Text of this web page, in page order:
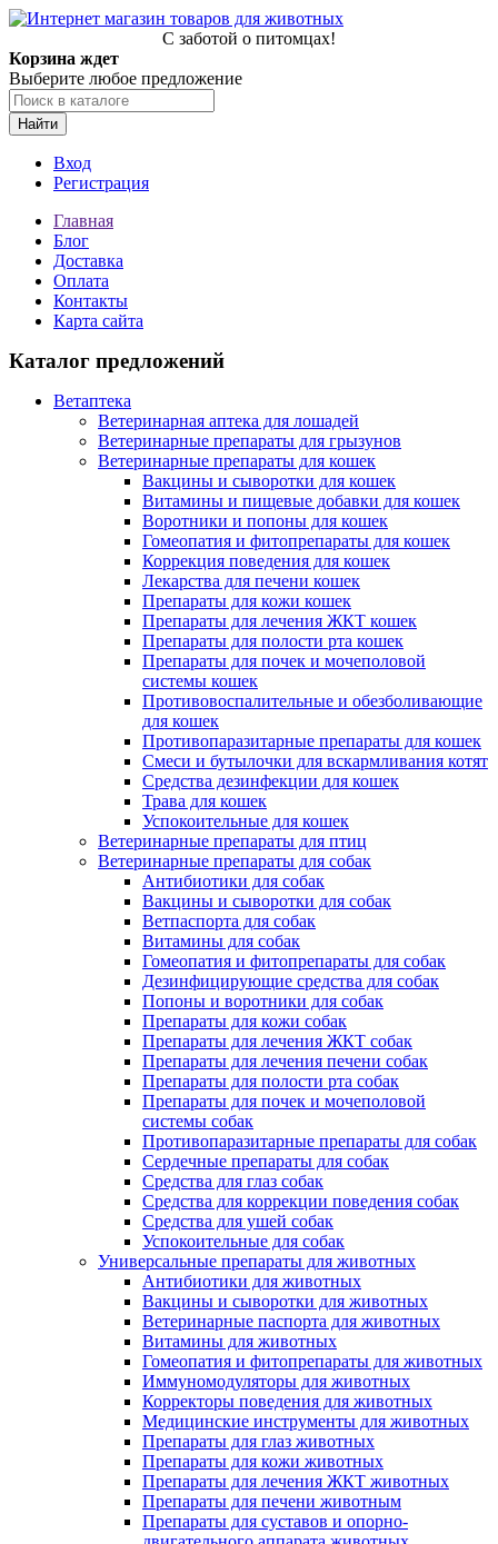
С заботой о питомцах!
Корзина ждет
Выберите любое предложение
Найти
Вход
Регистрация
Главная
Блог
Доставка
Оплата
Контакты
Карта сайта
Каталог предложений
Ветаптека
Ветеринарная аптека для лошадей
Ветеринарные препараты для грызунов
Ветеринарные препараты для кошек
Вакцины и сыворотки для кошек
Витамины и пищевые добавки для кошек
Воротники и попоны для кошек
Гомеопатия и фитопрепараты для кошек
Коррекция поведения для кошек
Лекарства для печени кошек
Препараты для кожи кошек
Препараты для лечения ЖКТ кошек
Препараты для полости рта кошек
Препараты для почек и мочеполовой
системы кошек
Противовоспалительные и обезболивающие
для кошек
Противопаразитарные препараты для кошек
Смеси и бутылочки для вскармливания котят
Средства дезинфекции для кошек
Трава для кошек
Успокоительные для кошек
Ветеринарные препараты для птиц
Ветеринарные препараты для собак
Антибиотики для собак
Вакцины и сыворотки для собак
Ветпаспорта для собак
Витамины для собак
Гомеопатия и фитопрепараты для собак
Дезинфицирующие средства для собак
Попоны и воротники для собак
Препараты для кожи собак
Препараты для лечения ЖКТ собак
Препараты для лечения печени собак
Препараты для полости рта собак
Препараты для почек и мочеполовой
системы собак
Противопаразитарные препараты для собак
Сердечные препараты для собак
Средства для глаз собак
Средства для коррекции поведения собак
Средства для ушей собак
Успокоительные для собак
Универсальные препараты для животных
Антибиотики для животных
Вакцины и сыворотки для животных
Ветеринарные паспорта для животных
Витамины для животных
Гомеопатия и фитопрепараты для животных
Иммуномодуляторы для животных
Корректоры поведения для животных
Медицинские инструменты для животных
Препараты для глаз животных
Препараты для кожи животных
Препараты для лечения ЖКТ животных
Препараты для печени животным
Препараты для суставов и опорно-